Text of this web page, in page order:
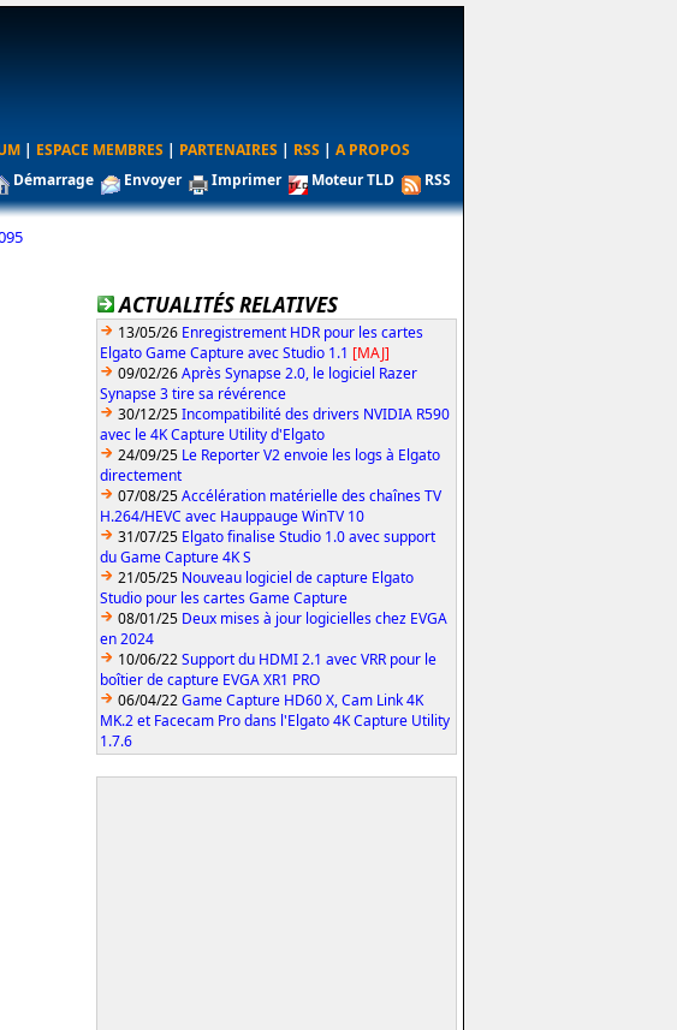
| ESPACE MEMBRES | PARTENAIRES | RSS | A PROPOS
Démarrage Envoyer Imprimer Moteur TLD RSS
ACTUALITÉS RELATIVES
13/05/26 Enregistrement HDR pour les cartes
Elgato Game Capture avec Studio 1.1 [MAJ]
09/02/26Après Synapse 2.0, le logiciel Razer
Synapse 3 tire sa révérence
30/12/25Incompatibilité des drivers NVIDIA R590
avec le 4K Capture Utility d'Elgato
24/09/25 Le Reporter V2 envoie les logs à Elgato
directement
07/08/25Accélération matérielle des chaînes TV
H.264/HEVC avec Hauppauge WinTV 10
31/07/25 Elgato finalise Studio 1.0 avec support
du Game Capture 4K S
21/05/25 Nouveau logiciel de capture Elgato
Studio pour les cartes Game Capture
08/01/25 Deux mises à jour logicielles chez EVGA
en 2024
10/06/22Support du HDMI 2.1 avec VRR pour le
boîtier de capture EVGA XR1 PRO
06/04/22Game Capture HD60 X, Cam Link 4K
MK.2 et Facecam Pro dans l'Elgato 4K Capture Utility
1.7.6